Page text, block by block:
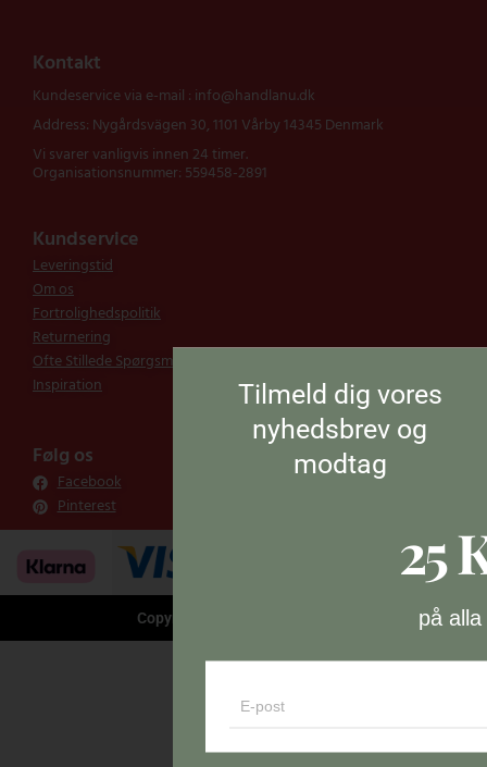
Kontakt
Kundeservice via e-mail : info@handlanu.dk
Address: Nygårdsvägen 30, 1101 Vårby 14345 Denmark
Vi svarer vanligvis innen 24 timer.
Organisationsnummer: 559458-2891
Kundservice
Leveringstid
Om os
Fortrolighedspolitik
Returnering
Ofte Stillede Spørgsmål
Inspiration
Følg os
Facebook
Pinterest
Copyright © 2026 HandlaNu.dk
Tilmeld dig vores
nyhedsbrev og
modtag
25
på